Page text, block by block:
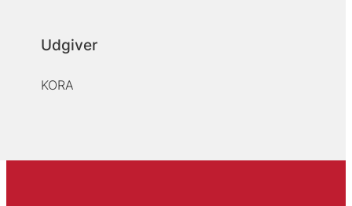
Udgiver
KORA